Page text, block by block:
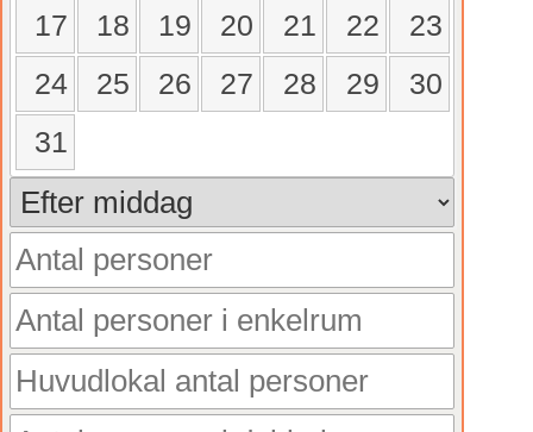
17 18 19 20 21 22
23
24
25 26 27 28 29
30
31